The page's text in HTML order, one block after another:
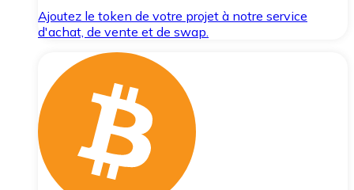
Ajoutez le token de votre projet à notre service
d'achat, de vente et de swap.